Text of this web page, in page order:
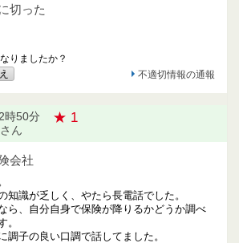
切った
りましたか？
不適切情報の通報
時50分 ★ 1
ん
会社
知識が乏しく、やたら長電話でした。
ら、自分自身で保険が降りるかどうか調べ
。
調子の良い口調で話してました。